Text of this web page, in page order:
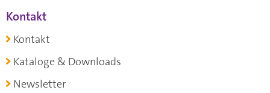
Kontakt
Kontakt
Kataloge & Downloads
Newsletter